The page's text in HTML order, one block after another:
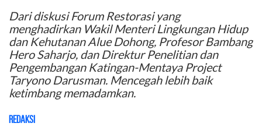
Dari diskusi Forum Restorasi yang
menghadirkan Wakil Menteri Lingkungan Hidup
dan Kehutanan Alue Dohong, Profesor Bambang
Hero Saharjo, dan Direktur Penelitian dan
Pengembangan Katingan-Mentaya Project
Taryono Darusman. Mencegah lebih baik
ketimbang memadamkan.
Redaksi